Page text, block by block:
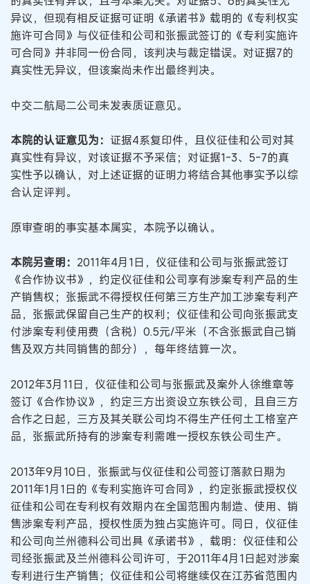
异议，但现有相反证据可证明《承诺书》载明的《专利权实
施许可合同》与仪征佳和公司和张振武签订的《专利实施许
可合同》并非同一份合同，该判决与裁定错误。对证据7的
真实性无异议，但该案尚未作出最终判决。
中交二航局二公司未发表质证意见。
本院的认证意见为： 证据4系复印件，且仪征佳和公司对其
真实性有异议，对该证据不予采信；对证据1-3、5-7的真
实性予以确认，对上述证据的证明力将结合其他事实予以综
合认定评判。
原审查明的事实基本属实，本院予以确认。
本院另查明： 2011年4月1日，仪征佳和公司与张振武签订
《合作协议书》，约定仪征佳和公司享有涉案专利产品的生
产销售权；张振武不得授权任何第三方生产加工涉案专利产
品，张振武保留自己生产的权利；仪征佳和公司向张振武支
付涉案专利使用费（含税）0.5元/平米（不含张振武自己销
售及双方共同销售的部分），每年终结算一次。
2012年3月11日，仪征佳和公司与张振武及案外人徐维章等
签订《合作协议》，约定三方出资设立东铁公司，且自三方
合作之日起，三方及其关联公司均不得生产任何土工格室产
品，张振武所持有的涉案专利需唯一授权东铁公司生产。
2013年9月10日，张振武与仪征佳和公司签订落款日期为
2011年1月1日的《专利实施许可合同》，约定张振武授权仪
征佳和公司在专利权有效期内在全国范围内制造、使用、销
售涉案专利产品，授权性质为独占实施许可。同日，仪征佳
和公司向兰州德科公司出具《承诺书》，载明：仪征佳和公
司经张振武及兰州德科公司许可，于2011年4月1日起对涉案
专利进行生产销售；仪征佳和公司将继续仅在江苏省范围内